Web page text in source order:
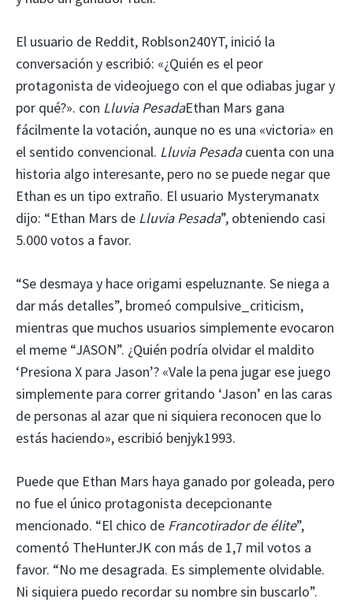
El usuario de Reddit, Roblson240YT, inició la
conversación y escribió: «¿Quién es el peor
protagonista de videojuego con el que odiabas jugar y
por qué?». con Lluvia PesadaEthan Mars gana
fácilmente la votación, aunque no es una «victoria» en
el sentido convencional. Lluvia Pesadacuenta con una
historia algo interesante, pero no se puede negar que
Ethan es un tipo extraño. El usuario Mysterymanatx
dijo: “Ethan Mars de Lluvia Pesada”, obteniendo casi
5.000 votos a favor.
“Se desmaya y hace origami espeluznante. Se niega a
dar más detalles”, bromeó compulsive_criticism,
mientras que muchos usuarios simplemente evocaron
el meme “JASON”. ¿Quién podría olvidar el maldito
‘Presiona X para Jason’? «Vale la pena jugar ese juego
simplemente para correr gritando ‘Jason’ en las caras
de personas al azar que ni siquiera reconocen que lo
estás haciendo», escribió benjyk1993.
Puede que Ethan Mars haya ganado por goleada, pero
no fue el único protagonista decepcionante
mencionado. “El chico de Francotirador de élite”,
comentó TheHunterJK con más de 1,7 mil votos a
favor. “No me desagrada. Es simplemente olvidable.
Ni siquiera puedo recordar su nombre sin buscarlo”.